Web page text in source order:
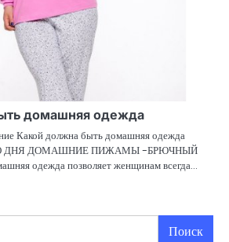
домашняя одежда
Какой должна быть домашняя одежда
ДНЯ ДОМАШНИЕ ПИЖАМЫ -БРЮЧНЫЙ
одежда позволяет женщинам всегда…
Поиск